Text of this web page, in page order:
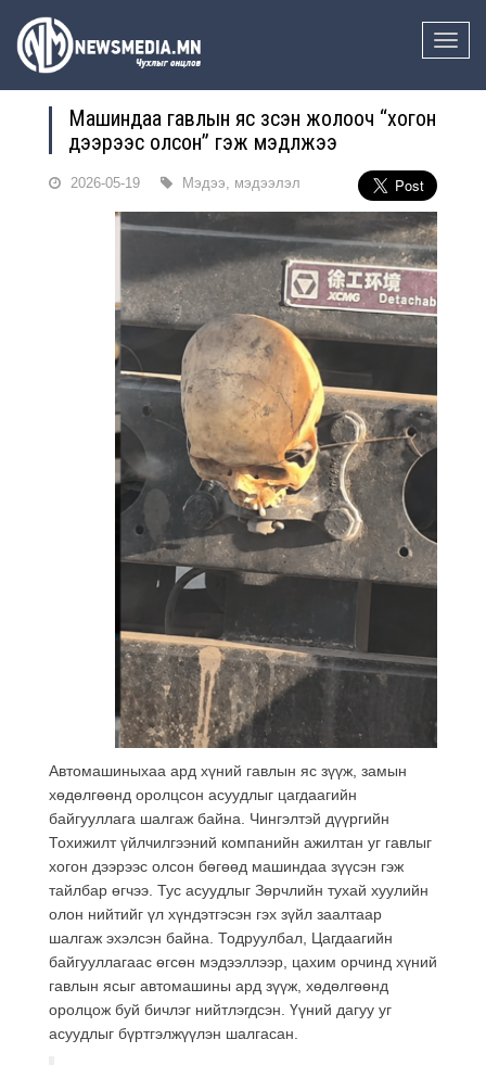
Toggle
Машиндаа гавлын яс зүүсэн жолооч “хогон
дээрээс олсон” гэж мэдүүлжээ
2026-05-19 Мэдээ, мэдээлэл
Автомашиныхаа ард хүний гавлын яс зүүж, замын
хөдөлгөөнд оролцсон асуудлыг цагдаагийн
байгууллага шалгаж байна. Чингэлтэй дүүргийн
Тохижилт үйлчилгээний компанийн ажилтан уг гавлыг
хогон дээрээс олсон бөгөөд машиндаа зүүсэн гэж
тайлбар өгчээ. Тус асуудлыг Зөрчлийн тухай хуулийн
олон нийтийг үл хүндэтгэсэн гэх зүйл заалтаар
шалгаж эхэлсэн байна. Тодруулбал, Цагдаагийн
байгууллагаас өгсөн мэдээллээр, цахим орчинд хүний
гавлын ясыг автомашины ард зүүж, хөдөлгөөнд
оролцож буй бичлэг нийтлэгдсэн. Үүний дагуу уг
асуудлыг бүртгэлжүүлэн шалгасан.